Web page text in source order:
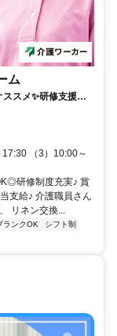
ム
スメ✨研修支援有
（3）10:00～
研修制度充実♪ 賞
支給♪ 介護職員さん
リネン交換...
ランクOK
シフト制